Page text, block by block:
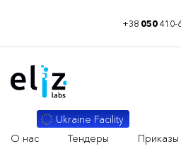
+38 050410-
Ukraine Facility
О нас
Тендеры Приказы